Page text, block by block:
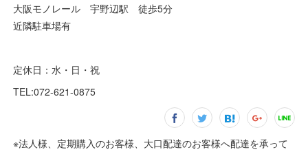
大阪モノレール 宇野辺駅 徒歩5分
近隣駐車場有
定休日：水・日・祝
TEL:072-621-0875
※法人様、定期購入のお客様、大口配達のお客様へ配達を承って